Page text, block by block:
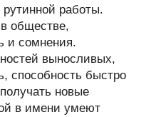
рутинной работы.
обществе,
и сомнения.
выносливых,
способность быстро
новые
в имени умеют